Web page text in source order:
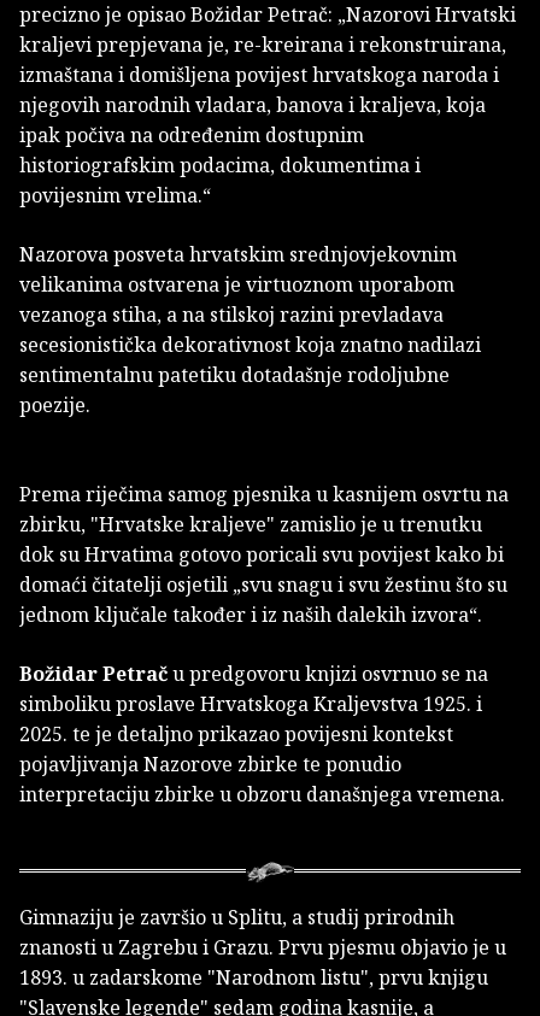
precizno je opisao Božidar Petrač: „Nazorovi Hrvatski
kraljevi prepjevana je, re-kreirana i rekonstruirana,
izmaštana i domišljena povijest hrvatskoga naroda i
njegovih narodnih vladara, banova i kraljeva, koja
ipak počiva na određenim dostupnim
historiografskim podacima, dokumentima i
povijesnim vrelima.“
Nazorova posveta hrvatskim srednjovjekovnim
velikanima ostvarena je virtuoznom uporabom
vezanoga stiha, a na stilskoj razini prevladava
secesionistička dekorativnost koja znatno nadilazi
sentimentalnu patetiku dotadašnje rodoljubne
poezije.
Prema riječima samog pjesnika u kasnijem osvrtu na
zbirku, "Hrvatske kraljeve" zamislio je u trenutku
dok su Hrvatima gotovo poricali svu povijest kako bi
domaći čitatelji osjetili „svu snagu i svu žestinu što su
jednom ključale također i iz naših dalekih izvora“.
Božidar Petraču predgovoru knjizi osvrnuo se na
simboliku proslave Hrvatskoga Kraljevstva 1925. i
2025. te je detaljno prikazao povijesni kontekst
pojavljivanja Nazorove zbirke te ponudio
interpretaciju zbirke u obzoru današnjega vremena.
Gimnaziju je završio u Splitu, a studij prirodnih
znanosti u Zagrebu i Grazu. Prvu pjesmu objavio je u
1893. u zadarskome "Narodnom listu", prvu knjigu
"Slavenske legende" sedam godina kasnije, a